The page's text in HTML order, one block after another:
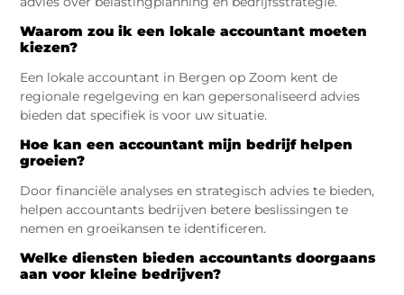
Waarom zou ik een lokale accountant moeten
kiezen?
Een lokale accountant in Bergen op Zoom kent de
regionale regelgeving en kan gepersonaliseerd advies
bieden dat specifiek is voor uw situatie.
Hoe kan een accountant mijn bedrijf helpen
groeien?
Door financiële analyses en strategisch advies te bieden,
helpen accountants bedrijven betere beslissingen te
nemen en groeikansen te identificeren.
Welke diensten bieden accountants doorgaans
aan voor kleine bedrijven?